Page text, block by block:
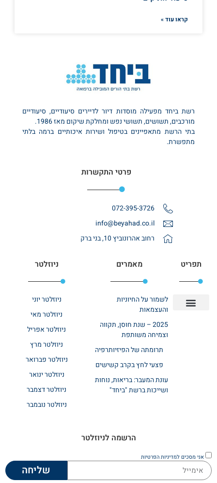
קראו עוד »
רשת ביחד מפעילה מוסדות דיור לדיירים סיעודיים, סיעודיים
מורכבים, תשושים, תשושי נפש ומחלקת שיקום מאז 1986.
בתי הרשת מתאפיינים בטיפול ושירות איכותיים ברמה בלתי
מתפשרת.
פרטי התקשרות
072-395-3726
info@beyahad.co.il
רחוב אהרונוביץ 10, בני ברק
תפריט מאמרים
לשמור על החיוניות
והעצמאות
2025 – שנת חוסן, תקווה
וצמיחה משותפת
תרומתה של הפיזיותרפיה
פצעי לחץ בקרב קשישים
עונת המעבר: בריאות, נוחות
ושייכות ברשת "ביחד"
ניוזלטר
ניוזלטר יוני
ניוזלטר מאי
ניוזלטר אפריל
ניוזלטר מרץ
ניוזלטר פברואר
ניוזלטר ינואר
ניוזלטר דצמבר
ניוזלטר נובמבר
הרשמה לניוזלטר
אני מסכים למדיניות הפרטיות
שליחה